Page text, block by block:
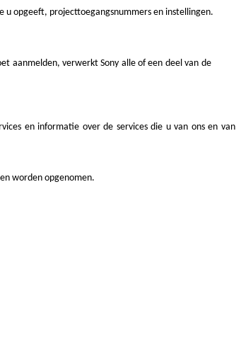
opgeeft, projecttoegangsnummers en instellingen.
aanmelden, verwerkt Sony alle of een deel van de
en informatie over de services die u van ons en van
worden opgenomen.